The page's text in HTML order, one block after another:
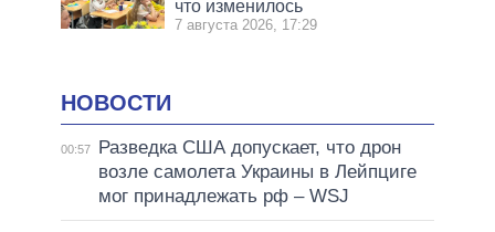
что изменилось
7 августа 2026, 17:29
НОВОСТИ
00:57
Разведка США допускает, что дрон
возле самолета Украины в Лейпциге
мог принадлежать рф – WSJ